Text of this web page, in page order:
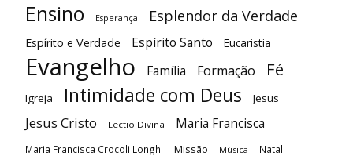
Ensino Esperança Esplendor da Verdade
Espírito e Verdade Espírito Santo Eucaristia
Evangelho Família Formação Fé
Igreja Intimidade com Deus Jesus
Jesus Cristo Lectio Divina Maria Francisca
Maria Francisca Crocoli Longhi Missão Música Natal